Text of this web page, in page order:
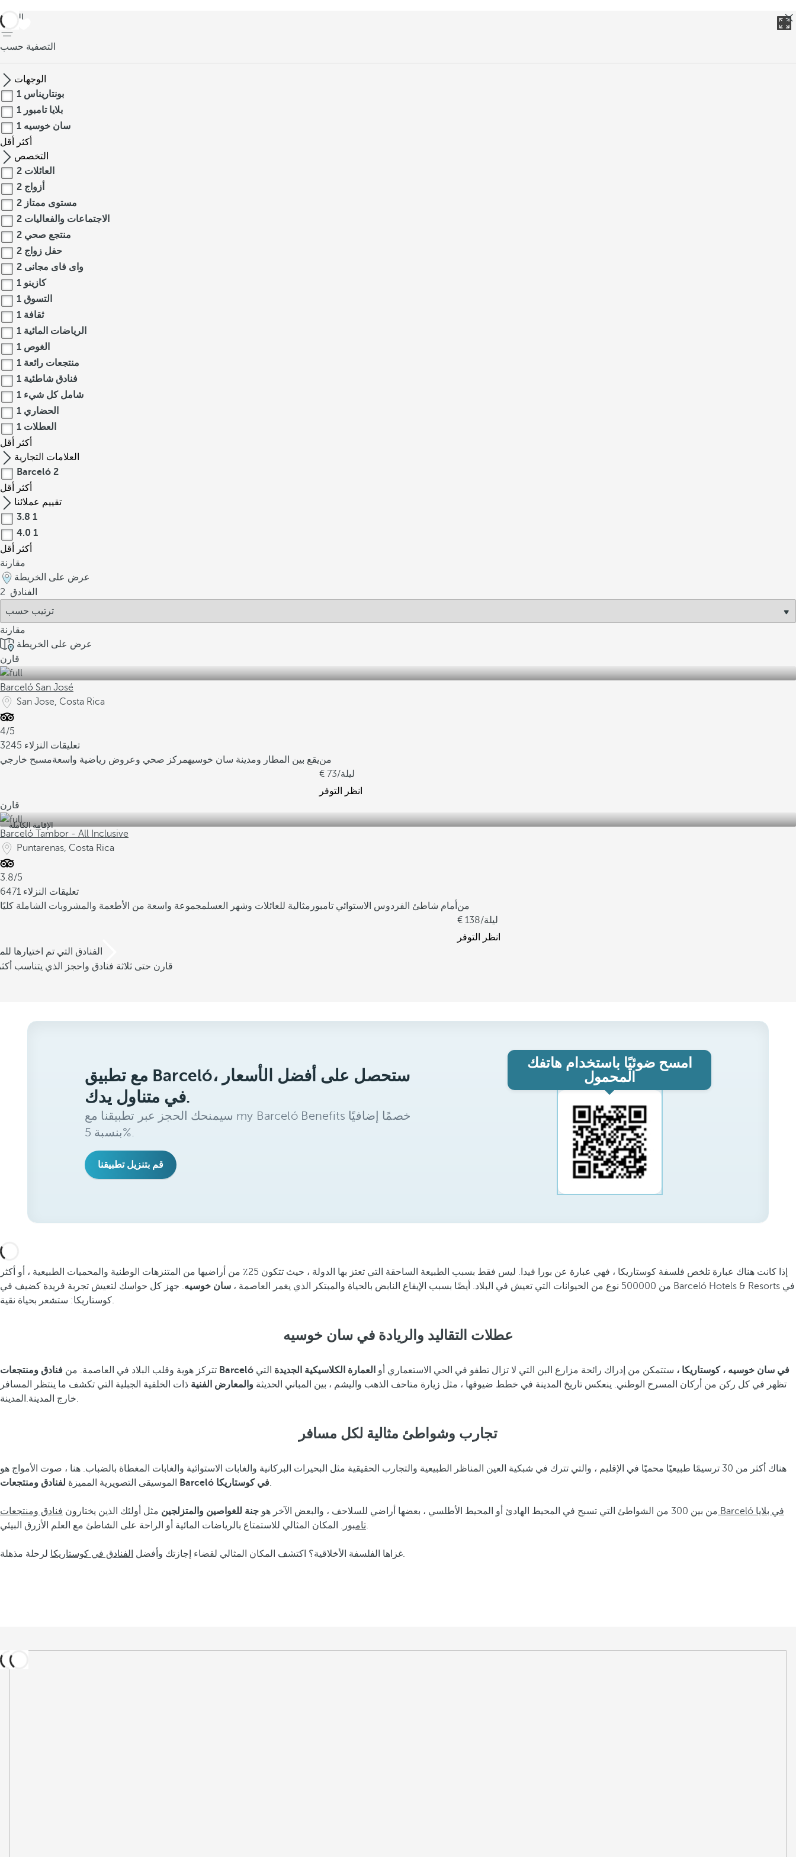
العودة
التصفية حسب
الوجهات
بونتاريناس 1
بلايا تامبور 1
سان خوسيه 1
أكثر
أقل
التخصص
العائلات 2
أزواج 2
مستوى ممتاز 2
الاجتماعات والفعاليات 2
منتجع صحي 2
حفل زواج 2
واى فاى مجانى 2
كازينو 1
التسوق 1
ثقافة 1
الرياضات المائية 1
الغوص 1
منتجعات رائعة 1
فنادق شاطئية 1
شامل كل شيء 1
الحضاري 1
العطلات 1
أكثر
أقل
العلامات التجارية
Barceló 2
أكثر
أقل
تقييم عملائنا
3.8 1
4.0 1
أكثر
أقل
مقارنة
عرض على الخريطة
2 الفنادق
مقارنة
عرض على الخريطة
قارن
Barceló San José
San Jose, Costa Rica
4/5
3245 تعليقات النزلاء
يقع بين المطار ومدينة سان خوسيهمركز صحي وعروض رياضية واسعةمسبح خارجي
من
73 /ليلة
انظر التوفر
قارن
الإقامة الكاملة
Barceló Tambor - All Inclusive
Puntarenas, Costa Rica
3.8/5
6471 تعليقات النزلاء
أمام شاطئ الفردوس الاستوائي تامبور مثالية للعائلات وشهر العسلمجموعة واسعة من الأطعمة والمشروبات الشاملة كليًا
من
138 /ليلة
انظر التوفر
/3 الفنادق التي تم اختيارها
قارن حتى ثلاثة فنادق واحجز الذي يتناسب
مع تطبيق Barceló، ستحصل على أفضل الأسعار
في متناول يدك.
سيمنحك الحجز عبر تطبيقنا مع my Barceló Benefits خصمًا إضافيًا
بنسبة 5%.
قم بتنزيل تطبيقنا
امسح ضوئيًا باستخدام هاتفك
المحمول
إذا كانت هناك عبارة تلخص فلسفة كوستاريكا ، فهي عبارة عن بورا فيدا. ليس فقط بسبب الطبيعة الساحقة التي تعتز بها الدولة ، حيث تتكون 25٪ من أراضيها من المتنزهات الوطنية والمحميات الطبيعية ، أو أكثر
من 500000 نوع من الحيوانات التي تعيش في البلاد. أيضًا بسبب الإيقاع النابض بالحياة والمبتكر الذي يغمر العاصمة ،
سان خوسيه. جهز كل حواسك لتعيش تجربة فريدة كضيف في Barceló Hotels & Resorts في
كوستاريكا: ستشعر بحياة نقية.
عطلات التقاليد والريادة في سان خوسيه
تتركز هوية وقلب البلاد في العاصمة. من فنادق ومنتجعات Barceló في سان خوسيه ، كوستاريكا ، ستتمكن من إدراك رائحة مزارع البن التي لا تزال تطفو في الحي الاستعماري أو العمارة الكلاسيكية الجديدة التي
تظهر في كل ركن من أركان المسرح الوطني. ينعكس تاريخ المدينة في خطط ضيوفها ، مثل زيارة متاحف الذهب واليشم ، بين المباني الحديثة والمعارض الفنية ذات الخلفية الجبلية التي تكشف ما ينتظر المسافر
خارج المدينة.المدينة.
تجارب وشواطئ مثالية لكل مسافر
هناك أكثر من 30 ترسيمًا طبيعيًا محميًا في الإقليم ، والتي تترك في شبكية العين المناظر الطبيعية والتجارب الحقيقية مثل البحيرات البركانية والغابات الاستوائية والغابات المغطاة بالضباب. هنا ، صوت الأمواج هو
الموسيقى التصويرية المميزة
لفنادق ومنتجعات Barceló في كوستاريكا.
من بين 300 من الشواطئ التي تسبح في المحيط الهادئ أو المحيط الأطلسي ، بعضها أراضي للسلاحف ، والبعض الآخر هو جنة للغواصين والمتزلجين مثل أولئك الذين يختارون فنادق ومنتجعات Barceló في بلايا
تامبور. المكان المثالي للاستمتاع بالرياضات المائية أو الراحة على الشاطئ مع العلم الأزرق البيئي.
غزاها الفلسفة الأخلاقية؟ اكتشف المكان المثالي لقضاء إجازتك وأفضل الفنادق في كوستاريكا لرحلة مذهلة.